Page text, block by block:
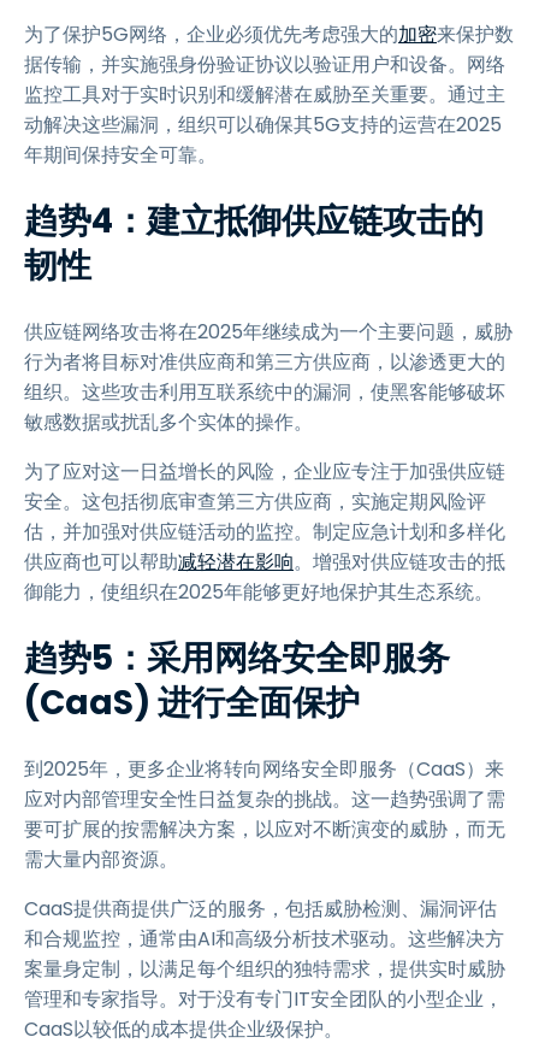
为了保护5G网络，企业必须优先考虑强大的加密来保护数
据传输，并实施强身份验证协议以验证用户和设备。网络
监控工具对于实时识别和缓解潜在威胁至关重要。通过主
动解决这些漏洞，组织可以确保其5G支持的运营在2025
年期间保持安全可靠。
趋势4：建立抵御供应链攻击的
韧性
供应链网络攻击将在2025年继续成为一个主要问题，威胁
行为者将目标对准供应商和第三方供应商，以渗透更大的
组织。这些攻击利用互联系统中的漏洞，使黑客能够破坏
敏感数据或扰乱多个实体的操作。
为了应对这一日益增长的风险，企业应专注于加强供应链
安全。这包括彻底审查第三方供应商，实施定期风险评
估，并加强对供应链活动的监控。制定应急计划和多样化
供应商也可以帮助减轻潜在影响。增强对供应链攻击的抵
御能力，使组织在2025年能够更好地保护其生态系统。
趋势5：采用网络安全即服务
(CaaS) 进行全面保护
到2025年，更多企业将转向网络安全即服务（CaaS）来
应对内部管理安全性日益复杂的挑战。这一趋势强调了需
要可扩展的按需解决方案，以应对不断演变的威胁，而无
需大量内部资源。
CaaS提供商提供广泛的服务，包括威胁检测、漏洞评估
和合规监控，通常由AI和高级分析技术驱动。这些解决方
案量身定制，以满足每个组织的独特需求，提供实时威胁
管理和专家指导。对于没有专门IT安全团队的小型企业，
CaaS以较低的成本提供企业级保护。